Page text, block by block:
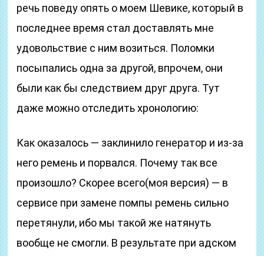
речь поведу опять о моем Шевике, который в
последнее время стал доставлять мне
удовольствие с ним возиться. Поломки
посыпались одна за другой, впрочем, они
были как бы следствием друг друга. Тут
даже можно отследить хронологию:
Как оказалось — заклинило генератор и из-за
него ремень и порвался. Почему так все
произошло? Скорее всего(моя версия) — в
сервисе при замене помпы ремень сильно
перетянули, ибо мы такой же натянуть
вообще не смогли. В результате при адском